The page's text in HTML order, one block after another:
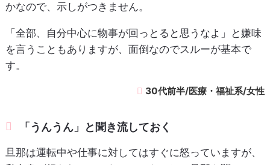
かなので、示しがつきません。
「全部、自分中心に物事が回っとると思うなよ」と嫌味
を言うこともありますが、面倒なのでスルーが基本で
す。
30代前半/医療・福祉系/女性
「うんうん」と聞き流しておく
旦那は運転中や仕事に対してはすぐに怒っていますが、